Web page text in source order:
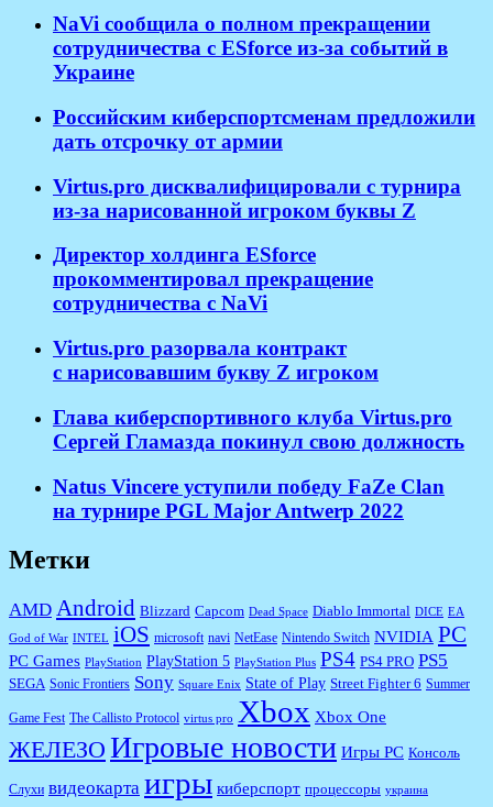
NaVi сообщила о полном прекращении
сотрудничества с ESforce из-за событий в
Украине
Российским киберспортсменам предложили
дать отсрочку от армии
Virtus.pro дисквалифицировали с турнира
из-за нарисованной игроком буквы Z
Директор холдинга ESforce
прокомментировал прекращение
сотрудничества с NaVi
​Virtus.pro разорвала контракт
с нарисовавшим букву Z игроком
Глава киберспортивного клуба Virtus.pro
Сергей Гламазда покинул свою должность
Natus Vincere уступили победу FaZe Clan
на турнире PGL Major Antwerp 2022
Метки
AMD Android Blizzard Capcom Dead Space Diablo Immortal DICE EA
God of War INTEL iOS microsoft navi NetEase Nintendo Switch NVIDIA PC
PC Games PlayStation PlayStation 5 PlayStation Plus PS4 PS4 PRO PS5
SEGA Sonic Frontiers Sony Square Enix State of Play Street Fighter 6 Summer
Game Fest The Callisto Protocol virtus pro Xbox Xbox One
ЖЕЛЕЗО Игровые новости Игры PC Консоль
Слухи видеокарта игры киберспорт процессоры украина